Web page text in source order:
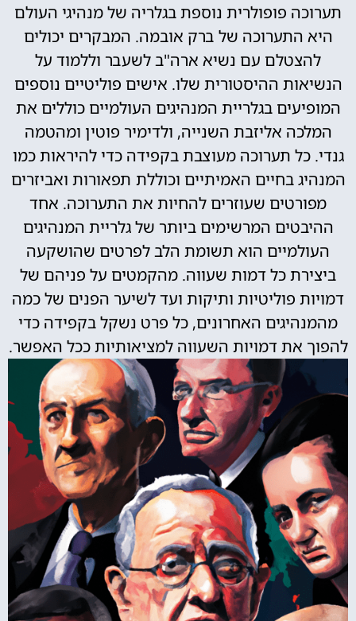
תערוכה פופולרית נוספת בגלריה של מנהיגי העולם
היא התערוכה של ברק אובמה. המבקרים יכולים
להצטלם עם נשיא ארה"ב לשעבר וללמוד על
הנשיאות ההיסטורית שלו. אישים פוליטיים נוספים
המופיעים בגלריית המנהיגים העולמיים כוללים את
המלכה אליזבת השנייה, ולדימיר פוטין ומהטמה
גנדי. כל תערוכה מעוצבת בקפידה כדי להיראות כמו
המנהיג בחיים האמיתיים וכוללת תפאורות ואביזרים
מפורטים שעוזרים להחיות את התערוכה. אחד
ההיבטים המרשימים ביותר של גלריית המנהיגים
העולמיים הוא תשומת הלב לפרטים שהושקעה
ביצירת כל דמות שעווה. מהקמטים על פניהם של
דמויות פוליטיות ותיקות ועד לשיער הפנים של כמה
מהמנהיגים האחרונים, כל פרט נשקל בקפידה כדי
להפוך את דמויות השעווה למציאותיות ככל האפשר.